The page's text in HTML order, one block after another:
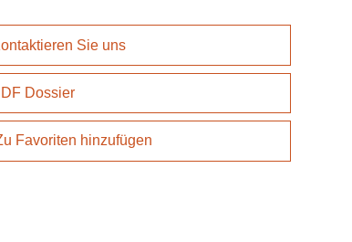
Sie uns
Dossier
Favoriten hinzufügen